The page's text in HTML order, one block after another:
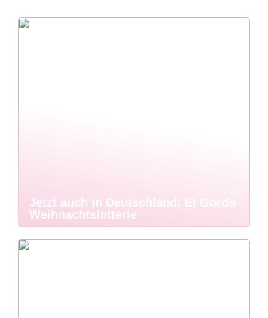
Jetzt auch in Deutschland: El Gordo
Weihnachtslotterie